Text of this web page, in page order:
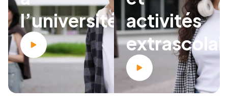
l’université activités